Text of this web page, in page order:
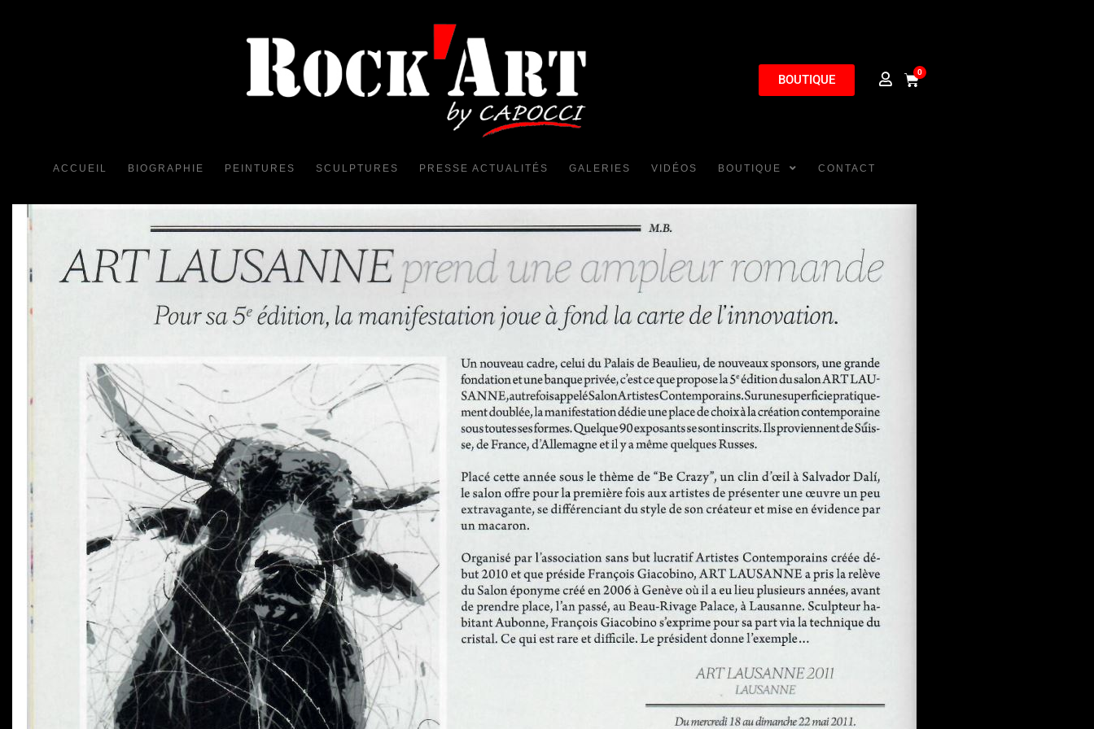
BOUTIQUE
0
ACCUEIL BIOGRAPHIE PEINTURES SCULPTURES PRESSE ACTUALITÉS GALERIES VIDÉOS BOUTIQUE CONTACT